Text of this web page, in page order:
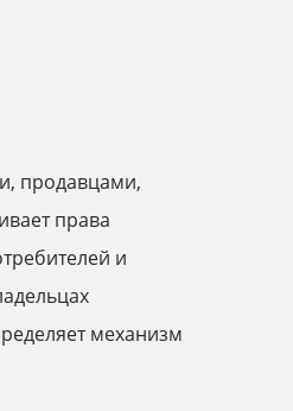
продавцами,
права
и
механизм